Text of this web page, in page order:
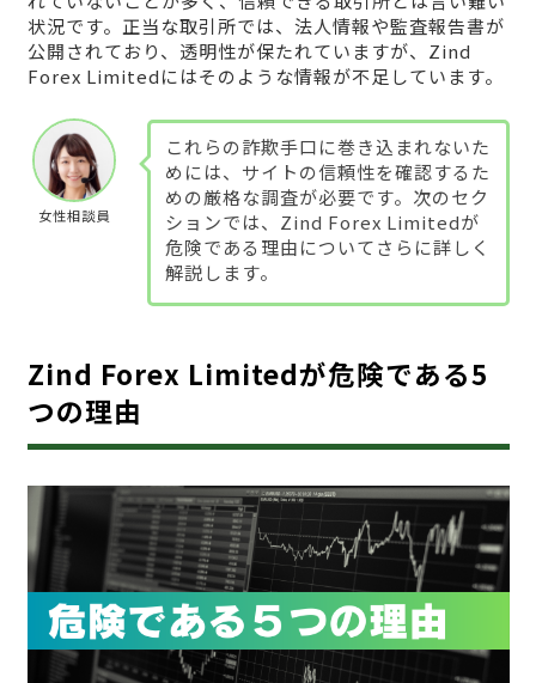
状況です。正当な取引所では、法人情報や監査報告書が
公開されており、透明性が保たれていますが、Zind
Forex Limitedにはそのような情報が不足しています。
女性相談員
これらの詐欺手口に巻き込まれないた
めには、サイトの信頼性を確認するた
めの厳格な調査が必要です。次のセク
ションでは、Zind Forex Limitedが
危険である理由についてさらに詳しく
解説します。
Zind Forex Limitedが危険である5
つの理由